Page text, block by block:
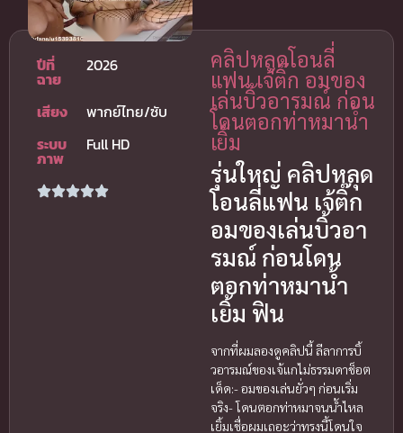
ปีที่
ฉาย
2026
เสียง
พากย์ไทย/ซับ
ระบบ
ภาพ
Full HD
คลิปหลุดโอนลี่
แฟน เจ้ติ๊ก อมของ
เล่นบิ้วอารมณ์ ก่อน
โดนตอกท่าหมาน้ำ
เยิ้ม
รุ่นใหญ่ คลิปหลุด
โอนลี่แฟน เจ้ติ๊ก
อมของเล่นบิ้วอา
รมณ์ ก่อนโดน
ตอกท่าหมาน้ำ
เยิ้ม ฟิน
จากที่ผมลองดูคลิปนี้ ลีลาการบิ้
วอารมณ์ของเจ้แกไม่ธรรมดาช็อต
เด็ด:- อมของเล่นยั่วๆ ก่อนเริ่ม
จริง- โดนตอกท่าหมาจนน้ำไหล
เยิ้มเชื่อผมเถอะว่าทรงนี้โดนใจ